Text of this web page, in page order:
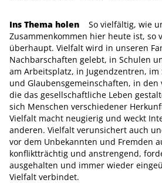
Ins Thema holen So vielfältig, wie
Zusammenkommen hier heute ist, so
überhaupt. Vielfalt wird in unseren
Nachbarschaften gelebt, in Schulen
am Arbeitsplatz, in Jugendzentren,
und Glaubensgemeinschaften, in den
die das gesellschaftliche Leben
sich Menschen verschiedener
Vielfalt macht neugierig und weckt
anderen. Vielfalt verunsichert auch
vor dem Unbekannten und Fremden
konfliktträchtig und anstrengend,
ausgehalten und immer wieder
Vielfalt verbindet.